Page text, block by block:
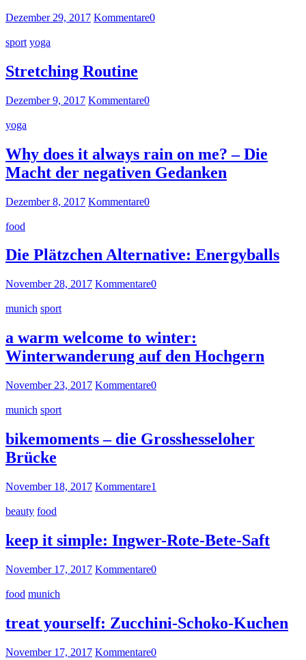
Dezember 29, 2017 Kommentare0
sport yoga
Stretching Routine
Dezember 9, 2017 Kommentare0
yoga
Why does it always rain on me? – Die
Macht der negativen Gedanken
Dezember 8, 2017 Kommentare0
food
Die Plätzchen Alternative: Energyballs
November 28, 2017 Kommentare0
munich sport
a warm welcome to winter:
Winterwanderung auf den Hochgern
November 23, 2017 Kommentare0
munich sport
bikemoments – die Grosshesseloher
Brücke
November 18, 2017 Kommentare1
beauty food
keep it simple: Ingwer-Rote-Bete-Saft
November 17, 2017 Kommentare0
food munich
treat yourself: Zucchini-Schoko-Kuchen
November 17, 2017 Kommentare0